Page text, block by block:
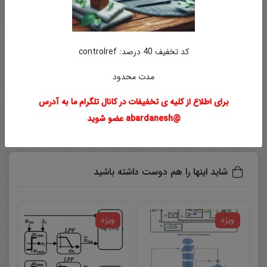
ممکن است ایمیل ارسالی به پوشه اسپم یا Bulk ایمیل شما
ارسال شده باشد.
در صورتی که به هر دلیلی موفق به دانلود فایل مورد نظر
برچسبها GUI
شاید اینها را هم دوست داشته باشید
ویژه ویژه
کد تخفیف 40 درصد: controlref
مدت محدود
برای اطلاع از کلیه ی تخفیفات در کانال تلگرام ما به آدرس
@abardanesh عضو شوید